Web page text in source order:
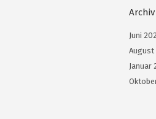
Archiv
Juni
August
Januar